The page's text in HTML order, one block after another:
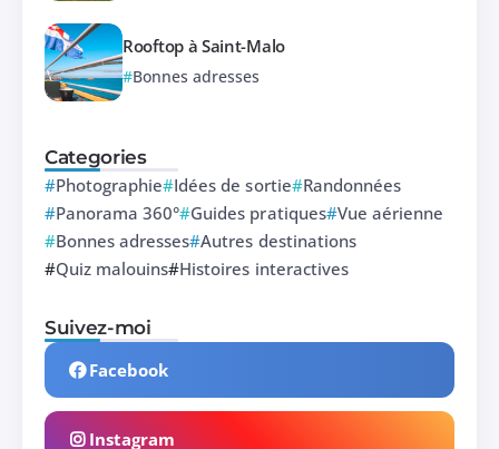
Rooftop à Saint-Malo
Bonnes adresses
Categories
Photographie Idées de sortie Randonnées
Panorama 360° Guides pratiques Vue aérienne
Bonnes adresses Autres destinations
Quiz malouins Histoires interactives
Suivez-moi
Facebook
Instagram